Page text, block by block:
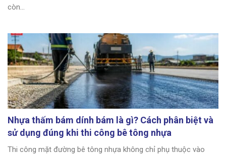
còn...
Nhựa thấm bám dính bám là gì? Cách phân biệt và
sử dụng đúng khi thi công bê tông nhựa
Thi công mặt đường bê tông nhựa không chỉ phụ thuộc vào